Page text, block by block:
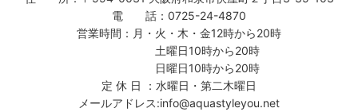
電 話：0725-24-4870
営業時間：月・火・木・金12時から20時
土曜日10時から20時
日曜日10時から20時
定 休 日 ：水曜日・第二木曜日
メールアドレス:info@aquastyleyou.net